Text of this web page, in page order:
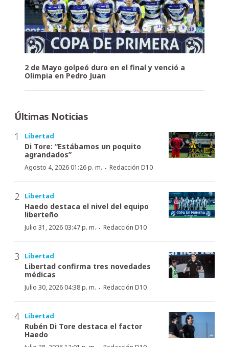
2 de Mayo golpeó duro en el final y venció a
Olimpia en Pedro Juan
Últimas Noticias
Libertad
Di Tore: “Estábamos un poquito
agrandados”
Agosto 4, 2026 01:26 p. m. · Redacción D10
Libertad
Haedo destaca el nivel del equipo
liberteño
Julio 31, 2026 03:47 p. m. · Redacción D10
Libertad
Libertad confirma tres novedades
médicas
Julio 30, 2026 04:38 p. m. · Redacción D10
Libertad
Rubén Di Tore destaca el factor
Haedo